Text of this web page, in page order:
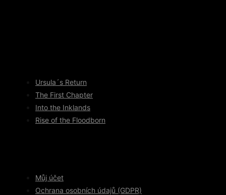
Ursula´s Return
The First Chapter
Into the Inklands
Rise of the Floodborn
Můj účet
Ochrana osobních údajů (GDPR)